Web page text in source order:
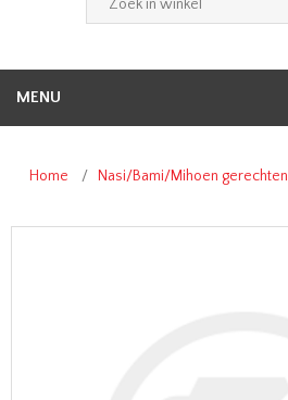
MENU
Home / Nasi/Bami/Mihoen gerechten